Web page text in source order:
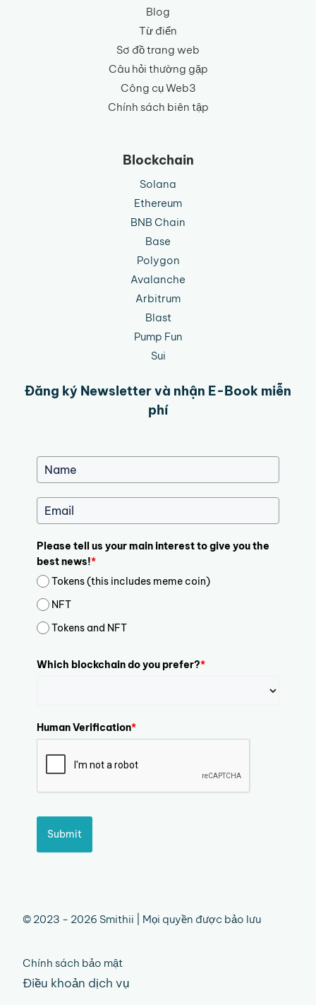
Blog
Từ điển
Sơ đồ trang web
Câu hỏi thường gặp
Công cụ Web3
Chính sách biên tập
Blockchain
Solana
Ethereum
BNB Chain
Base
Polygon
Avalanche
Arbitrum
Blast
Pump Fun
Sui
Đăng ký Newsletter và nhận E-Book miễn
phí
Please tell us your main interest to give you the
best news!*
Tokens (this includes meme coin)
NFT
Tokens and NFT
Which blockchain do you prefer?*
Human Verification*
Submit
© 2023 - 2026 Smithii | Mọi quyền được bảo lưu
Chính sách bảo mật
Điều khoản dịch vụ